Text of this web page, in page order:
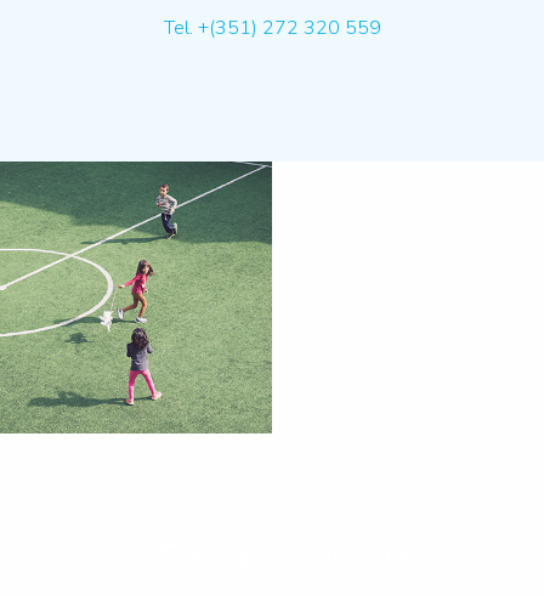
Tel. +(351) 272 320 559